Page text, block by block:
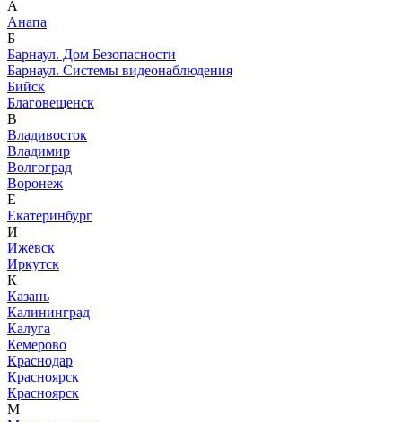
А
Анапа
Б
Барнаул. Дом Безопасности
Барнаул. Системы видеонаблюдения
Бийск
Благовещенск
В
Владивосток
Владимир
Волгоград
Воронеж
Е
Екатеринбург
И
Ижевск
Иркутск
К
Казань
Калининград
Калуга
Кемерово
Краснодар
Красноярск
Красноярск
М